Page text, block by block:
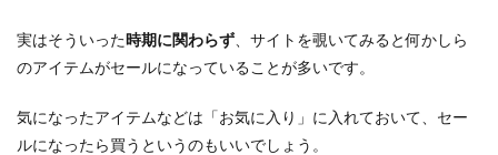
実はそういった時期に関わらず 、サイトを覗いてみると何かしら
のアイテムがセールになっていることが多いです。
気になったアイテムなどは「お気に入り」に入れておいて、セー
ルになったら買うというのもいいでしょう。